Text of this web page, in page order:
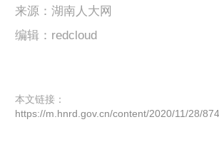
来源：湖南人大网
编辑：redcloud
本文链接：
https://m.hnrd.gov.cn/content/2020/11/28/